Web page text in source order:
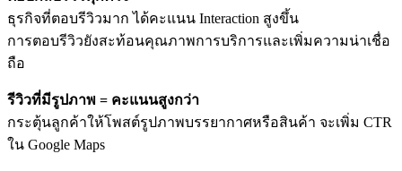
ธุรกิจที่ตอบรีวิวมาก ได้คะแนน Interaction สูงขึ้น
การตอบรีวิวยังสะท้อนคุณภาพการบริการและเพิ่มความน่าเชื่อ
ถือ
รีวิวที่มีรูปภาพ = คะแนนสูงกว่า
กระตุ้นลูกค้าให้โพสต์รูปภาพบรรยากาศหรือสินค้า จะเพิ่ม CTR
ใน Google Maps